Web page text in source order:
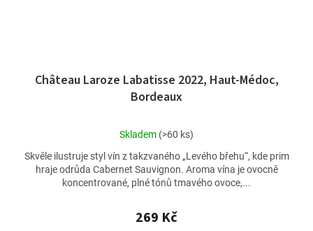
Château Laroze Labatisse 2022, Haut-Médoc,
Bordeaux
Průměrné
produktu
je
5,0
5
hvězdiček.
Skladem (>60 ks)
269 Kč
Skvěle ilustruje styl vín z takzvaného „Levého břehu“, kde prim
hraje odrůda Cabernet Sauvignon. Aroma vína je ovocně
koncentrované, plné tónů tmavého ovoce,...